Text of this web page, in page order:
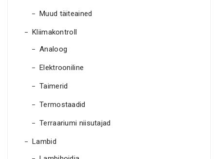
Muud täiteained
Kliimakontroll
Analoog
Elektrooniline
Taimerid
Termostaadid
Terraariumi niisutajad
Lambid